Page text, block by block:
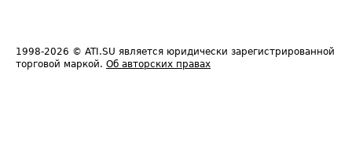
1998-2026 © ATI.SU является юридически зарегистрированной
торговой маркой. Об авторских правах